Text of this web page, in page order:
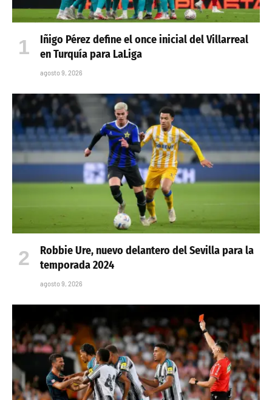
Iñigo Pérez define el once inicial del Villarreal
en Turquía para LaLiga
agosto 9, 2026
Robbie Ure, nuevo delantero del Sevilla para la
temporada 2024
agosto 9, 2026